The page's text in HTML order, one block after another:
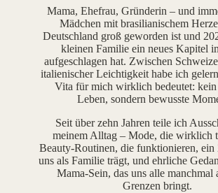
Mama, Ehefrau, Gründerin – und
Mädchen mit brasilianischem
Deutschland groß geworden ist und
kleinen Familie ein neues Kapitel
aufgeschlagen hat. Zwischen
italienischer Leichtigkeit habe ich
Vita für mich wirklich bedeutet: kein
Leben, sondern bewusste
Seit über zehn Jahren teile ich
meinem Alltag – Mode, die wirklich
Beauty-Routinen, die funktionieren, ein
uns als Familie trägt, und ehrliche
Mama-Sein, das uns alle manchmal
Grenzen bringt.